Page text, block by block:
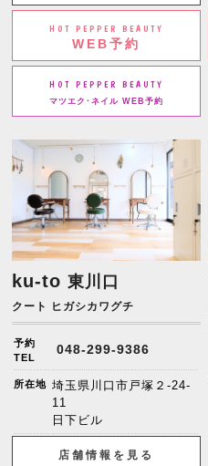
HOT PEPPER BEAUTY
WEB予約
HOT PEPPER BEAUTY
マツエク･ネイル WEB予約
ku-to東川口
クート ヒガシカワグチ
予約
TEL
048-299-9386
所在地 埼玉県川口市戸塚２-24-
11
日下ビル
店舗情報を見る